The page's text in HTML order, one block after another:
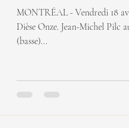
MONTRÉAL - Vendredi 18 avril 2025 à 19h
Dièse Onze. Jean-Michel Pilc au piano, en trio avec Emile Farley
(basse)...